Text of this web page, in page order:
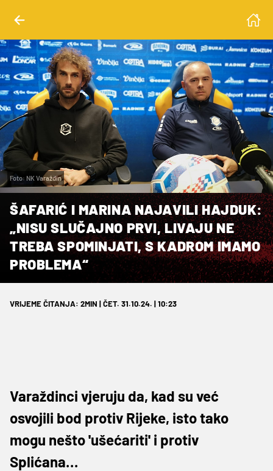
Foto: NK Varaždin
ŠAFARIĆ I MARINA NAJAVILI HAJDUK:
„NISU SLUČAJNO PRVI, LIVAJU NE
TREBA SPOMINJATI, S KADROM IMAMO
PROBLEMA“
VRIJEME ČITANJA: 2MIN | ČET. 31.10.24. | 10:23
Varaždinci vjeruju da, kad su već
osvojili bod protiv Rijeke, isto tako
mogu nešto 'ušećariti' i protiv
Splićana…